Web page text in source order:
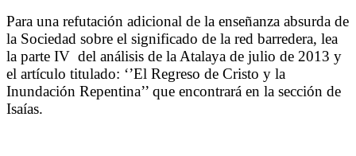
Para una refutación adicional de la enseñanza absurda de
la Sociedad sobre el significado de la red barredera, lea
la parte IV del análisis de la Atalaya de julio de 2013 y
el artículo titulado: ‘’El Regreso de Cristo y la
Inundación Repentina’’ que encontrará en la sección de
Isaías.